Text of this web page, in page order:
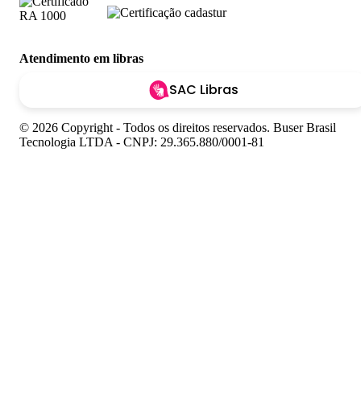
Atendimento em libras
SAC Libras
© 2026 Copyright - Todos os direitos reservados. Buser Brasil
Tecnologia LTDA - CNPJ: 29.365.880/0001-81